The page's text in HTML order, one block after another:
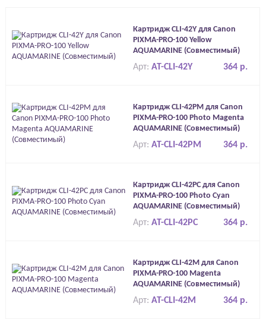
Картридж CLI-42Y для Canon
PIXMA-PRO-100 Yellow
AQUAMARINE (Совместимый)
364 р.
Арт:AT-CLI-42Y
Картридж CLI-42PM для Canon
PIXMA-PRO-100 Photo Magenta
AQUAMARINE (Совместимый)
364 р.
Арт: AT-CLI-42PM
Картридж CLI-42PC для Canon
PIXMA-PRO-100 Photo Cyan
AQUAMARINE (Совместимый)
364 р.
Арт: AT-CLI-42PC
Картридж CLI-42M для Canon
PIXMA-PRO-100 Magenta
AQUAMARINE (Совместимый)
364 р.
Арт:AT-CLI-42M